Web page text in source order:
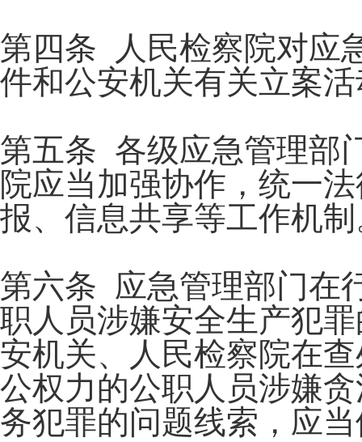
第四条 人民检察院对应
件和公安机关有关立案
第五条 各级应急管理部
院应当加强协作，统一
报、信息共享等工作机
第六条 应急管理部门在
职人员涉嫌安全生产犯
安机关、人民检察院在
公权力的公职人员涉嫌
务犯罪的问题线索，应